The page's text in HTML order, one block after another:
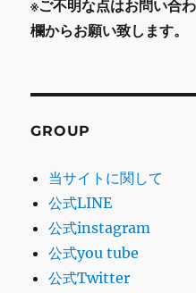
※ご不明な点はお問い合
欄からお願い致します。
GROUP
当サイトに関して
公式LINE
公式instagram
公式you tube
公式Twitter